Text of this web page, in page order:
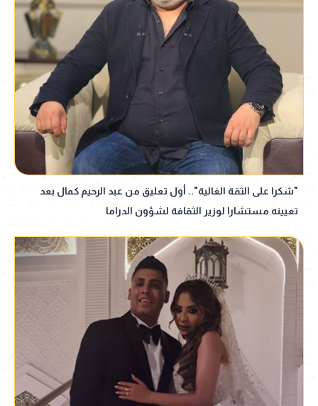
"شكرا على الثقة الغالية".. أول تعليق من عبد الرحيم كمال بعد
تعيينه مستشارا لوزير الثقافة لشؤون الدراما